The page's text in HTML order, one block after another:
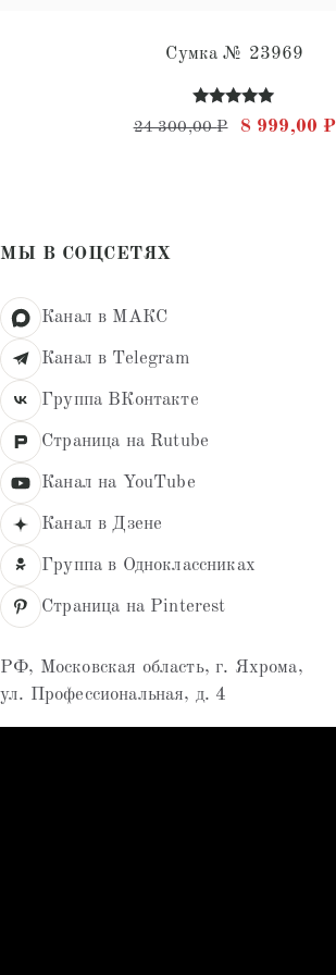
Сумка № 23969
Оценка
4.90
24 300,00₽ 8 999,00 ₽
МЫ В СОЦСЕТЯХ
Канал в МАКС
Канал в Telegram
Группа ВКонтакте
Страница на Rutube
Канал на YouTube
Канал в Дзене
Группа в Одноклассниках
Страница на Pinterest
РФ, Московская область, г. Яхрома,
ул. Профессиональная, д. 4